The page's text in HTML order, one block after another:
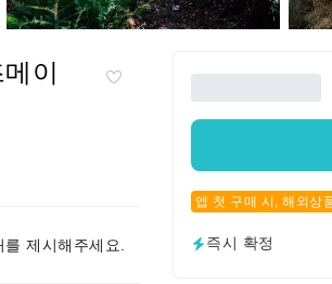
이
제시해주세요.
앱 첫 구매 시, 해외상
즉시 확정